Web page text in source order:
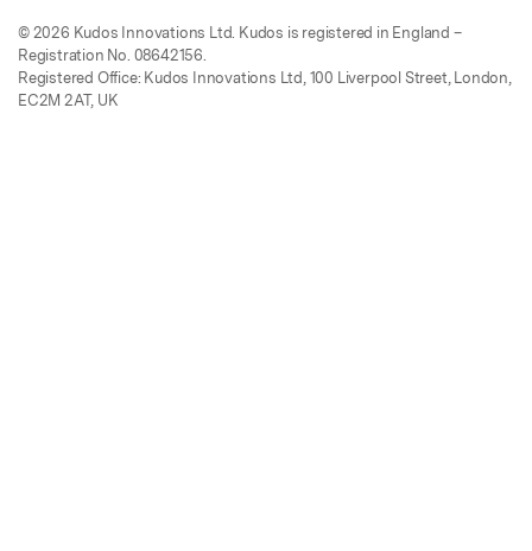
© 2026 Kudos Innovations Ltd. Kudos is registered in England –
Registration No. 08642156.
Registered Office: Kudos Innovations Ltd, 100 Liverpool Street, London,
EC2M 2AT, UK